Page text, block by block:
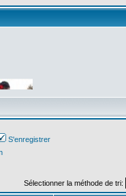
S'enregistrer
Sélectionner la méthode de tri: